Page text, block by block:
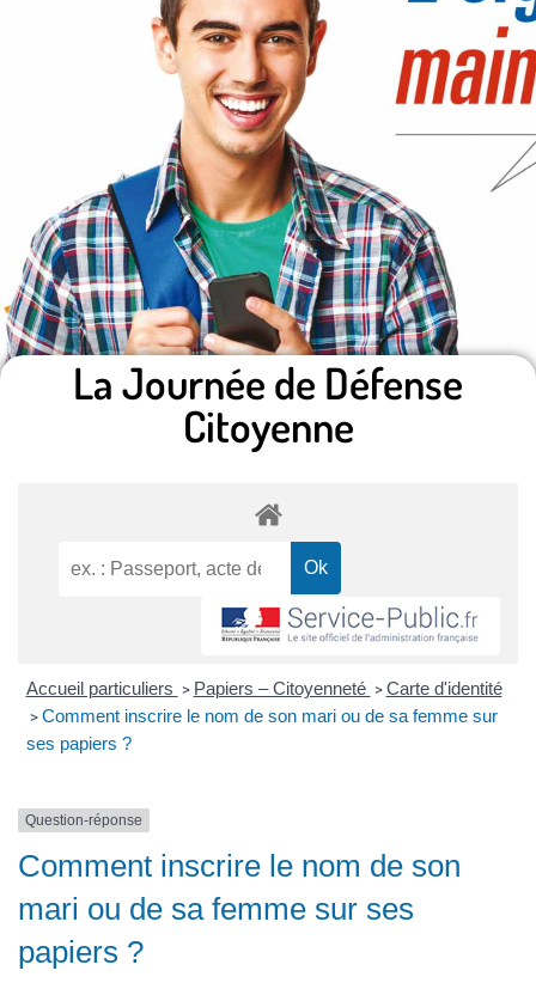
La Journée de Défense
Citoyenne
Accueil particuliers > Papiers – Citoyenneté > Carte d'identité
> Comment inscrire le nom de son mari ou de sa femme sur
ses papiers ?
Question-réponse
Comment inscrire le nom de son
mari ou de sa femme sur ses
papiers ?